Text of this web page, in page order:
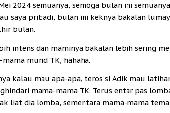
2024 semuanya, semoga bulan ini
saya pribadi, bulan ini keknya bakalan
bulan.
intens dan maminya bakalan lebih sering
murid TK, hahaha.
kalau mau apa-apa, teros si Adik mau
mama-mama TK. Terus entar pas
liat dia lomba, sementara mama-mama